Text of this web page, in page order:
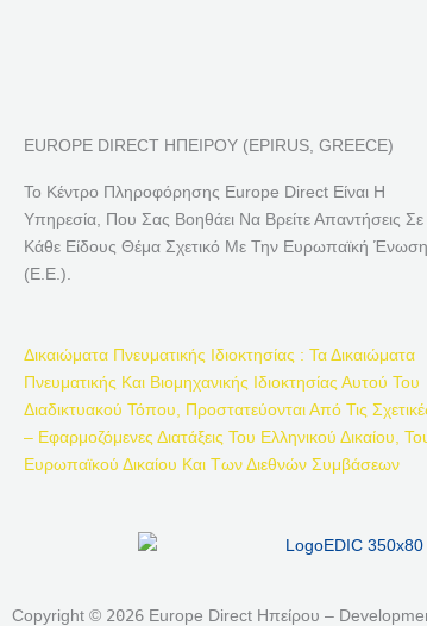
EUROPE DIRECT ΗΠΕΙΡΟΥ (EPIRUS, GREECE)
Το Κέντρο Πληροφόρησης Europe Direct Είναι Η
Υπηρεσία, Που Σας Βοηθάει Να Βρείτε Απαντήσεις Σε
Κάθε Είδους Θέμα Σχετικό Με Την Ευρωπαϊκή Ένωση
(Ε.Ε.).
Δικαιώματα Πνευματικής Ιδιοκτησίας : Τα Δικαιώματα
Πνευματικής Και Βιομηχανικής Ιδιοκτησίας Αυτού Του
Διαδικτυακού Τόπου, Προστατεύονται Από Τις
– Εφαρμοζόμενες Διατάξεις Του Ελληνικού Δικαίου,
Ευρωπαϊκού Δικαίου Και Των Διεθνών Συμβάσεων
Copyright © 2026 Europe Direct Ηπείρου –